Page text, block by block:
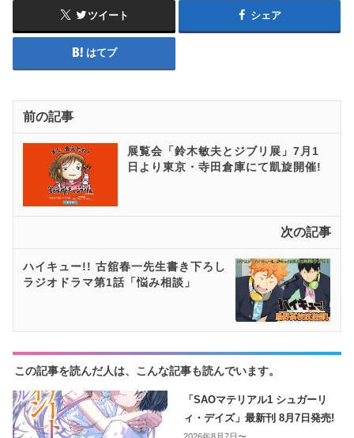
ツイート シェア
はてブ
前の記事
展覧会「鈴木敏夫とジブリ展」7月1
日より東京・寺田倉庫にて凱旋開催!
次の記事
ハイキュー!! 古舘春一先生書き下ろし
ラジオドラマ第1話「悩み相談」
この記事を読んだ人は、こんな記事も読んでいます。
「SAOマテリアル1 シュガーリ
ィ・デイズ」最新刊 8月7日発売!